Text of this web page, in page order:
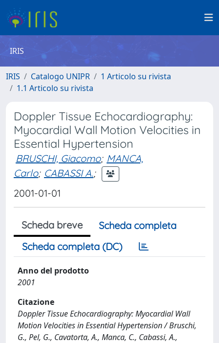
IRIS
IRIS Catalogo UNIPR
1 Articolo su rivista
1.1 Articolo su rivista
Doppler Tissue Echocardiography:
Myocardial Wall Motion Velocities in
Essential Hypertension
BRUSCHI, Giacomo; MANCA,
Carlo; CABASSI A.;
2001-01-01
Scheda breve
Scheda completa
Scheda completa (DC)
Anno del prodotto
2001
Citazione
Doppler Tissue Echocardiography: Myocardial Wall
Motion Velocities in Essential Hypertension / Bruschi,
G., Pel, G., Cavatorta, A., Manca, C., Cabassi, A.,